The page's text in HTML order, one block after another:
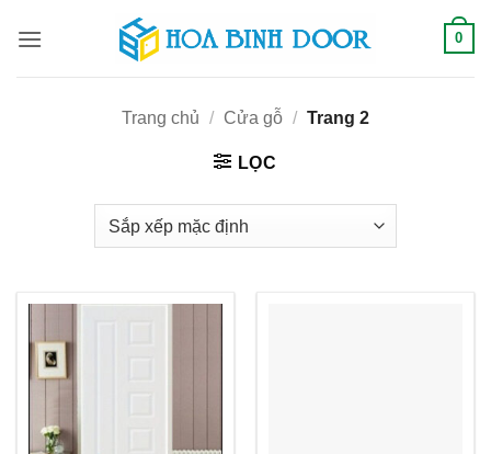
qua
0
Trang chủ / Cửa gỗ / Trang 2
LỌC